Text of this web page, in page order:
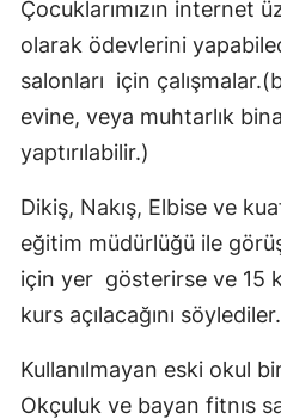
Çocuklarımızın internet
olarak ödevlerini
salonları için
evine, veya muhtarlık
yaptırılabilir.)
Dikiş, Nakış, Elbise ve
eğitim müdürlüğü ile
için yer gösterirse ve 15
kurs açılacağını söylediler.
Kullanılmayan eski okul
Okçuluk ve bayan fitnıs